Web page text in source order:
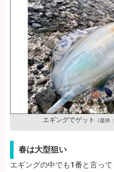
エギングでゲット （提供
春は大型狙い
エギングの中でも1番と言っ